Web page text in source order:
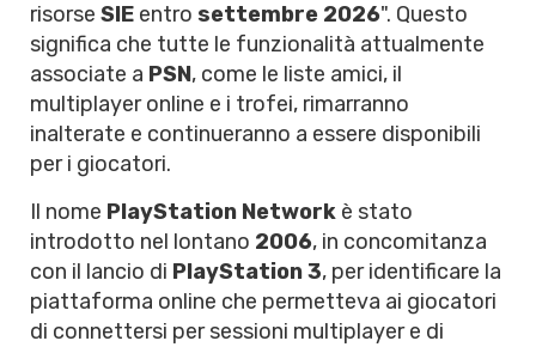
risorse SIE entro settembre 2026". Questo
significa che tutte le funzionalità attualmente
associate a PSN, come le liste amici, il
multiplayer online e i trofei, rimarranno
inalterate e continueranno a essere disponibili
per i giocatori.
Il nome PlayStation Network è stato
introdotto nel lontano 2006, in concomitanza
con il lancio di PlayStation 3, per identificare la
piattaforma online che permetteva ai giocatori
di connettersi per sessioni multiplayer e di